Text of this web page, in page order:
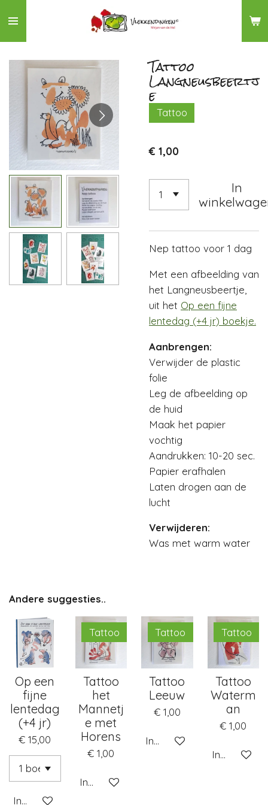
direct
naar
de
hoofdinhoud
Tattoo
Langneusbeertj
e
Tattoo
€ 1,00
In
Nep tattoo voor 1 dag
Met een afbeelding van
het Langneusbeertje,
uit het Op een fijne
lentedag (+4 jr) boekje.
Aanbrengen:
Verwijder de plastic
folie
Leg de afbeelding op
de huid
Maak het papier
vochtig
Aandrukken: 10-20 sec.
Papier erafhalen
Laten drogen aan de
lucht
Verwijderen:
Was met warm water
Andere suggesties..
Op een
fijne
lentedag
(+4 jr)
€ 15,00
In winkelwagen
Tattoo
Tattoo
het
Mannetj
e met
Horens
€ 1,00
In winkelwagen
Tattoo
Tattoo
Leeuw
€ 1,00
In winkelwagen
Tattoo
Tattoo
Waterm
an
€ 1,00
In